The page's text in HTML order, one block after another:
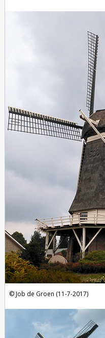
Job de Groen (11-7-2017)